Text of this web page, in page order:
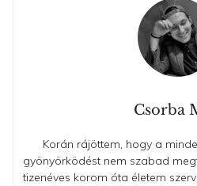
Csorba
Korán rájöttem, hogy a
gyönyörködést nem szabad
tizenéves korom óta életem